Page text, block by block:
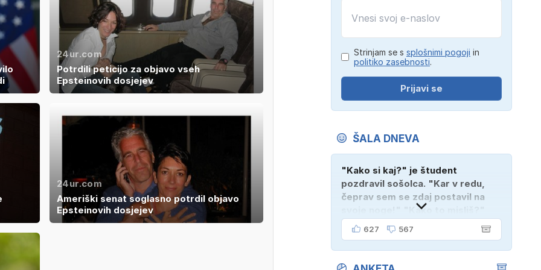
24ur.com
Potrdili peticijo za objavo vseh
Epsteinovih dosjejev
24ur.com
Ameriški senat soglasno potrdil objavo
Epsteinovih dosjejev
Strinjam se s splošnimi pogoji in
politiko zasebnosti.
Prijavi se
ŠALA DNEVA
"Kako si kaj?" je študent
pozdravil sošolca. "Kar v redu,
čeprav sem se zdaj postavil na
svoje noge!" "Kako to misliš?"
"Oče mi je vzel avto!"
627 567